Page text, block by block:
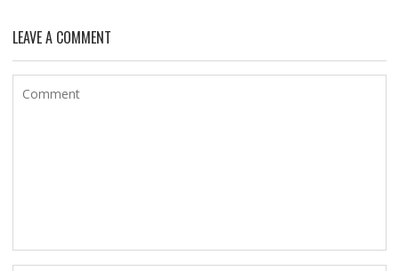
ц
и
я
я
LEAVE A COMMENT